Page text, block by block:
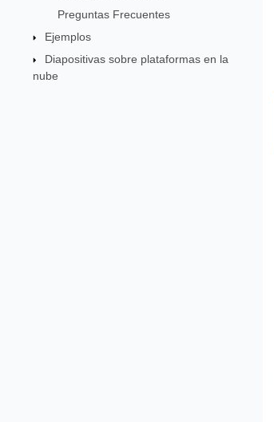
Preguntas Frecuentes
Ejemplos
Diapositivas sobre plataformas en la
nube